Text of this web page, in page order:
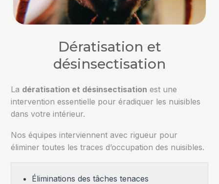
Dératisation et
désinsectisation
La dératisation et désinsectisation est une
intervention essentielle pour éradiquer les nuisibles
dans votre intérieur.
Nos équipes interviennent avec rigueur pour
éliminer toutes les traces d’occupation des nuisibles.
Éliminations des tâches tenaces